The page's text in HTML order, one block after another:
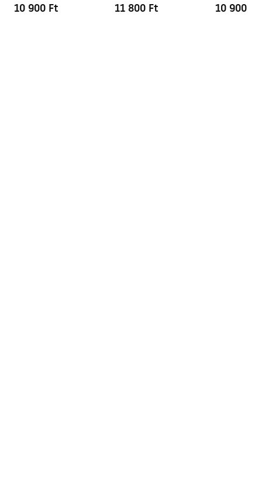
10 900 Ft 11 800 Ft 10 900 Ft